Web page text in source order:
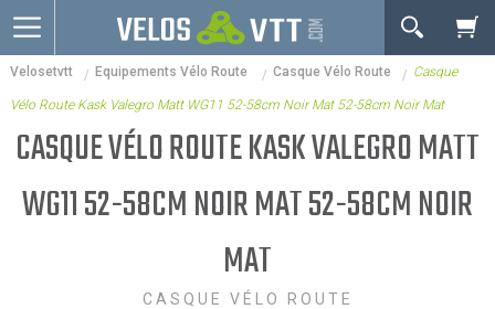
OK
Connexion / inscription
VTT
Vélos electriques
Equipements de vélo
Votre Panier Est Désert
Velosetvtt Equipements Vélo Route Casque Vélo Route Casque
Vélo Route Kask Valegro Matt WG11 52-58cm Noir Mat 52-58cm Noir Mat
CASQUE VÉLO ROUTE KASK VALEGRO MATT
WG11 52-58CM NOIR MAT 52-58CM NOIR
MAT
CASQUE VÉLO ROUTE